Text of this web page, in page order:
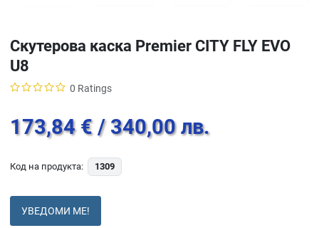
Скутерова каска Premier CITY FLY EVO
U8
0 Ratings
173,84 € / 340,00 лв.
Код на продукта: 1309
УВЕДОМИ МЕ!